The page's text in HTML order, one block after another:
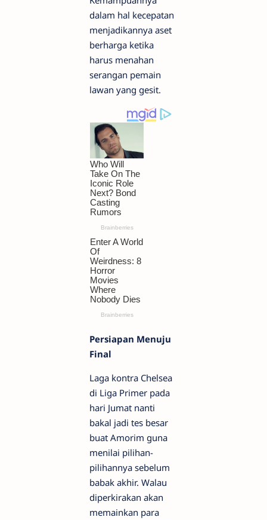
dalam hal kecepatan
menjadikannya aset
berharga ketika
harus menahan
serangan pemain
lawan yang gesit.
Persiapan Menuju
Final
Laga kontra Chelsea
di Liga Primer pada
hari Jumat nanti
bakal jadi tes besar
buat Amorim guna
menilai pilihan-
pilihannya sebelum
babak akhir. Walau
diperkirakan akan
memainkan para